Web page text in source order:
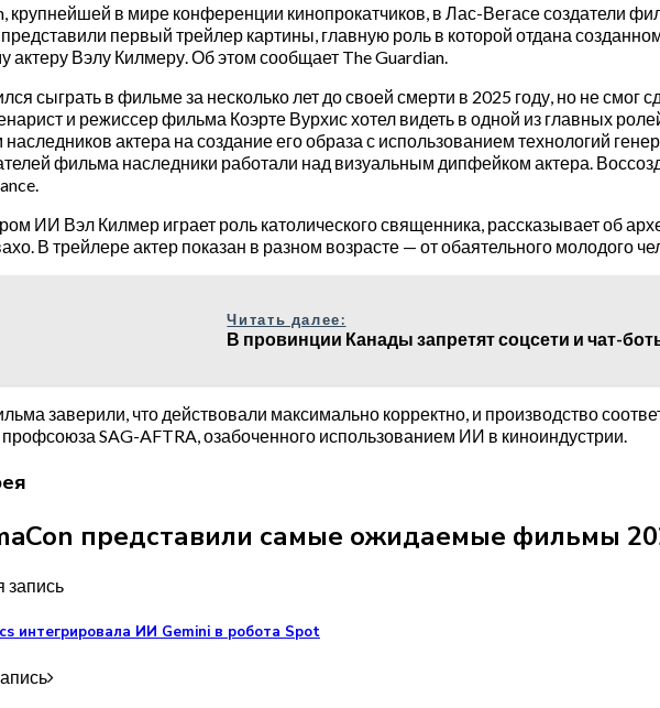
крупнейшей в мире конференции кинопрокатчиков, в Лас-Вегасе создатели
представили первый трейлер картины, главную роль в которой отдана
актеру Вэлу Килмеру. Об этом сообщает The Guardian.
сыграть в фильме за несколько лет до своей смерти в 2025 году, но не смог
и режиссер фильма Коэрте Вурхис хотел видеть в одной из главных
актера на создание его образа с использованием технологий
фильма наследники работали над визуальным дипфейком актера.
ИИ Вэл Килмер играет роль католического священника, рассказывает об
В трейлере актер показан в разном возрасте — от обаятельного молодого
Читать далее:
В провинции Канады запретят соцсети и чат-
заверили, что действовали максимально корректно, и производство
SAG-AFTRA, озабоченного использованием ИИ в киноиндустрии.
представили самые ожидаемые фильмы
интегрировала ИИ Gemini в робота Spot